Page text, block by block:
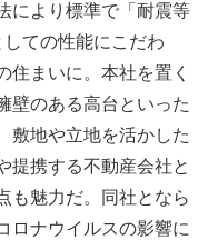
により標準で「耐震等
ての性能にこだわ
住まいに。本社を置く
壁のある高台といった
敷地や立地を活かした
提携する不動産会社と
も魅力だ。同社となら
ロナウイルスの影響に